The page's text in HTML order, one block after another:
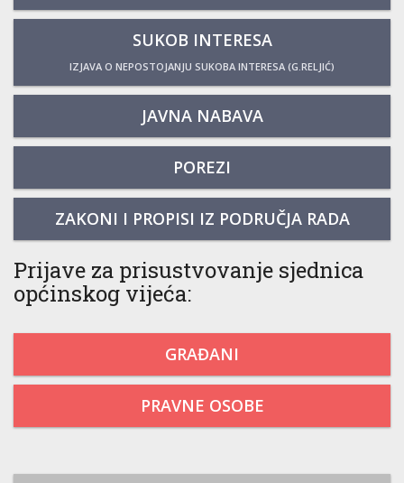
SUKOB INTERESA
IZJAVA O NEPOSTOJANJU SUKOBA INTERESA (G.RELJIĆ)
JAVNA NABAVA
POREZI
ZAKONI I PROPISI IZ PODRUČJA RADA
Prijave za prisustvovanje sjednica
općinskog vijeća:
GRAĐANI
PRAVNE OSOBE